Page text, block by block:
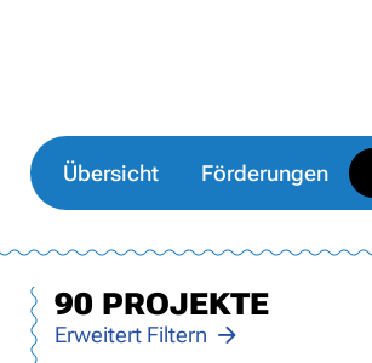
Übersicht Förderungen
90
Projekte
90 PROJEKTE
Erweitert Filtern